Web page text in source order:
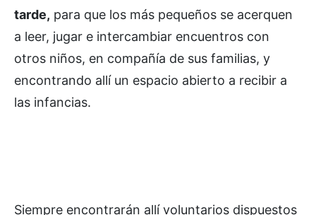
tarde, para que los más pequeños se acerquen
a leer, jugar e intercambiar encuentros con
otros niños, en compañía de sus familias, y
encontrando allí un espacio abierto a recibir a
las infancias.
Siempre encontrarán allí voluntarios dispuestos